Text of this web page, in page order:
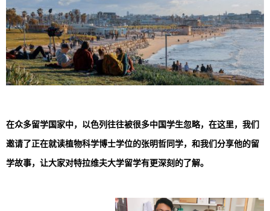
在众多留学国家中，以色列往往被很多中国学生忽略，在这里，我们
邀请了正在就读植物科学博士学位的张明哲同学，和我们分享他的留
学故事，让大家对特拉维夫大学留学有更深刻的了解。